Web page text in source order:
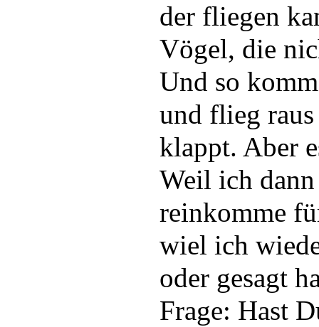
der fliegen
Vögel, die
Und so
und flieg
klappt. Aber
Weil ich
reinkomme
wiel ich
oder gesagt
Frage: Hast